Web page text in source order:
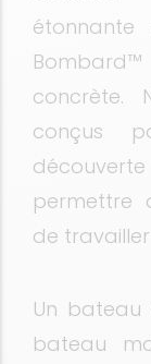
étonnante
concrète.
conçus
permettre
de
Un
bateau